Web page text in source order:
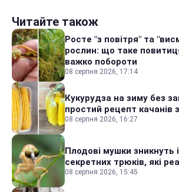
Читайте також
Росте "з повітря" та
рослин: що таке
важко побороти
08 серпня 2026, 17:14
Кукурудза на зиму без
простий рецепт качанів
08 серпня 2026, 16:27
Плодові мушки зникнуть
секретних трюків, які
08 серпня 2026, 15:45